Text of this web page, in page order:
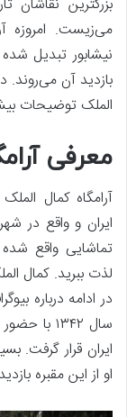
می‌زیست. امروزه
نیشابور تبدیل
بازدید آن
الملک توضیحات
معرفی
آرامگاه کمال
ایران و واقع در
تماشایی واقع
لذت ببرید. کمال
در ادامه درباره
سال
ایران قرار گرفت.
او از این مقبره